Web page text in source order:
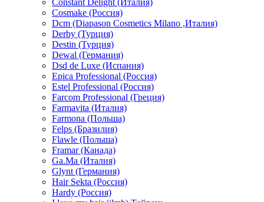
Constant Delight (Италия)
Cosmake (Россия)
Dcm (Diapason Cosmetics Milano ,Италия)
Derby (Турция)
Destin (Турция)
Dewal (Германия)
Dsd de Luxe (Испания)
Epica Professional (Россия)
Estel Professional (Россия)
Farcom Professional (Греция)
Farmavita (Италия)
Farmona (Польша)
Felps (Бразилия)
Flawle (Польша)
Framar (Канада)
Ga.Ma (Италия)
Glynt (Германия)
Hair Sekta (Россия)
Hardy (Россия)